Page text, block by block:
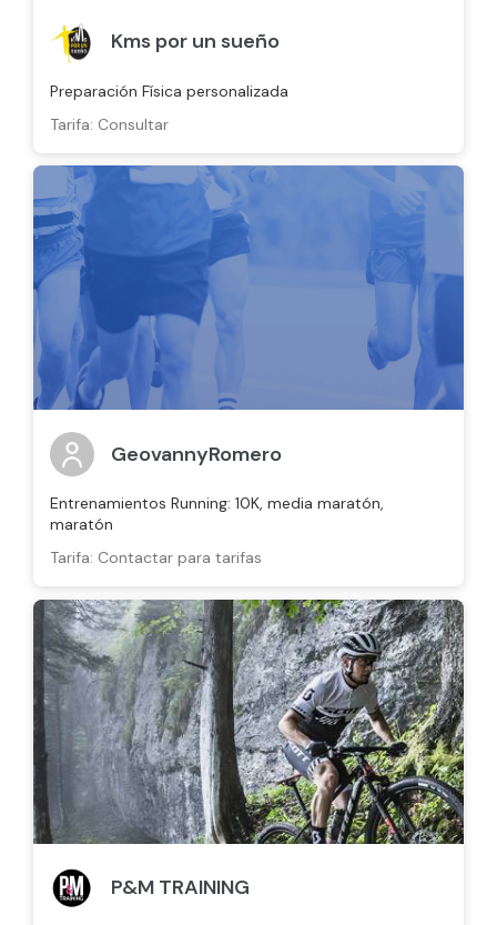
Kms por un sueño
Preparación Física personalizada
Tarifa: Consultar
GeovannyRomero
Entrenamientos Running: 10K, media maratón,
maratón
Tarifa: Contactar para tarifas
P&M TRAINING